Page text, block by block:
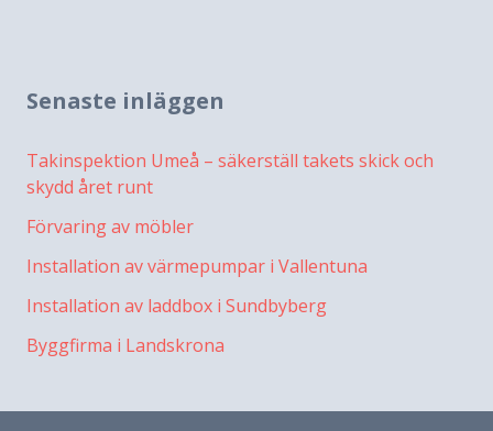
Senaste inläggen
Takinspektion Umeå – säkerställ takets skick och
skydd året runt
Förvaring av möbler
Installation av värmepumpar i Vallentuna
Installation av laddbox i Sundbyberg
Byggfirma i Landskrona